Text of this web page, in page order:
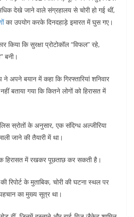
देखे जाने वाले संग्रहालय से चोरी हो गई थीं,
का उपयोग करके दिनदहाड़े इमारत में घुस गए।
किया कि सुरक्षा प्रोटोकॉल “विफल” रहे,
बनी।
अपने बयान में कहा कि गिरफ्तारियां शनिवार
बताया गया कि कितने लोगों को हिरासत में
स्रोतों के अनुसार, एक संदिग्ध अल्जीरिया
जाने की तैयारी में था।
हिरासत में रखकर पूछताछ कर सकती है।
की रिपोर्ट के मुताबिक, चोरी की घटना स्थल पर
का मुख्य सूत्र था।